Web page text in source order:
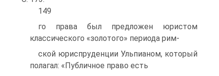
149
го права был предложен юристом
классического «золотого» периода рим-
ской юриспруденции Ульпианом, который
полагал: «Публичное право есть